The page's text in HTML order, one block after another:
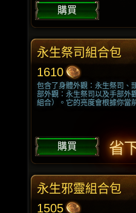
購買
永生祭司組合包
1610
包含了身體外觀：永生祭司、
部外觀：永生祭司以及手部外
組合）。它的亮度會根據你當
購買 省
永生邪靈組合包
1505